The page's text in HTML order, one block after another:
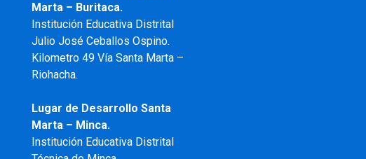
Marta – Buritaca.
Institución Educativa Distrital
Julio José Ceballos Ospino.
Kilometro 49 Vía Santa Marta –
Riohacha.
Lugar de Desarrollo Santa
Marta – Minca.
Institución Educativa Distrital